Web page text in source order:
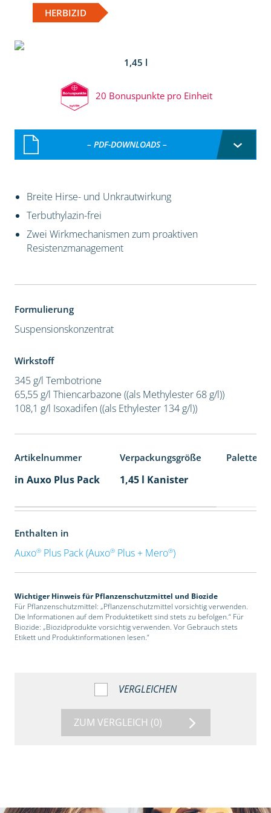
HERBIZID
1,45 l
20 Bonuspunkte pro Einheit
– PDF-DOWNLOADS –
Breite Hirse- und Unkrautwirkung
Terbuthylazin-frei
Zwei Wirkmechanismen zum proaktiven
Resistenzmanagement
Formulierung
Suspensionskonzentrat
Wirkstoff
345 g/l Tembotrione
65,55 g/l Thiencarbazone ((als Methylester 68 g/l))
108,1 g/l Isoxadifen ((als Ethylester 134 g/l))
Artikelnummer Verpackungsgröße
in Auxo Plus Pack 1,45 l Kanister
Enthalten in
Auxo®Plus Pack (Auxo®Plus + Mero®)
Wichtiger Hinweis für Pflanzenschutzmittel und Biozide
Für Pflanzenschutzmittel: „Pflanzenschutzmittel vorsichtig verwenden.
Die Informationen auf dem Produktetikett sind stets zu befolgen.“ Für
Biozide: „Biozidprodukte vorsichtig verwenden. Vor Gebrauch stets
Etikett und Produktinformationen lesen.“
VERGLEICHEN
ZUM VERGLEICH (0)